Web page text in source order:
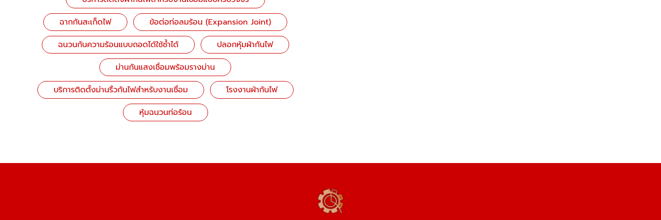
ฉากกันสะเก็ดไฟ
ข้อต่อท่อลมร้อน (Expansion Joint)
ฉนวนกันความร้อนแบบถอดได้ใช้ซ้ำได้
ปลอกหุ้มผ้ากันไฟ
ม่านกันแสงเชื่อมพร้อมรางม่าน
บริการติดตั้งม่านริ้วกันไฟสำหรับงานเชื่อม
โรงงานผ้ากันไฟ
หุ้มฉนวนท่อร้อน